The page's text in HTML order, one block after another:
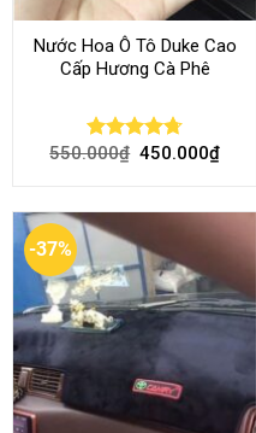
Nước Hoa Ô Tô Duke Cao
Cấp Hương Cà Phê
Rated4.70
550.000₫ 450.000₫
-37%